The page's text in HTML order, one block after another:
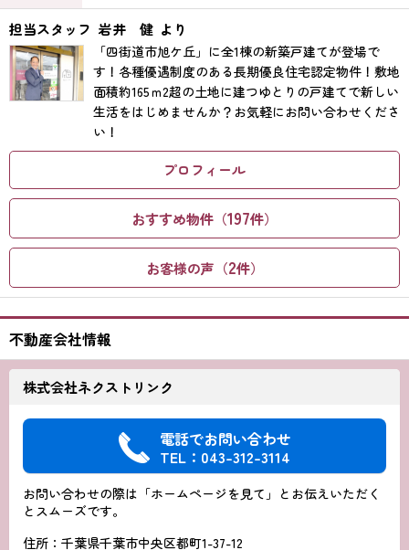
担当スタッフ 岩井 健 より
「四街道市旭ケ丘」に全1棟の新築戸建てが登場で
す！各種優遇制度のある長期優良住宅認定物件！敷地
面積約165ｍ2超の土地に建つゆとりの戸建てで新しい
生活をはじめませんか？お気軽にお問い合わせくださ
い！
プロフィール
おすすめ物件（197件）
お客様の声（2件）
不動産会社情報
株式会社ネクストリンク
電話でお問い合わせ
TEL：043-312-3114
お問い合わせの際は「ホームページを見て」とお伝えいただく
とスムーズです。
住所：千葉県千葉市中央区都町1-37-12